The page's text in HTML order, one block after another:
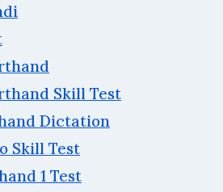
Skill Test
Dictation
Skill Test
1 Test